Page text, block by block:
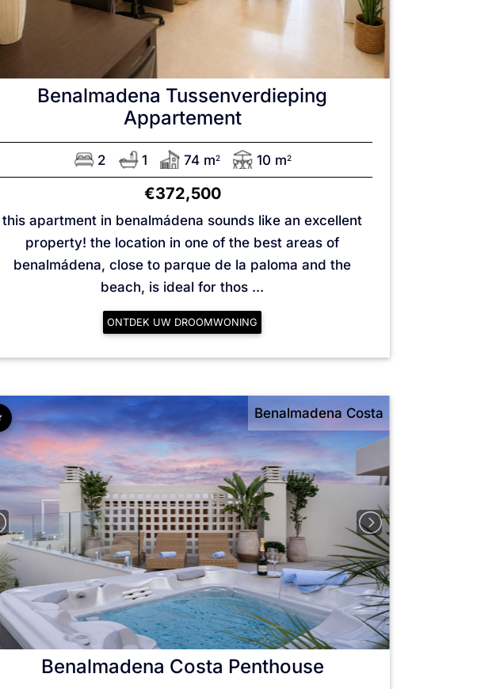
Benalmadena Tussenverdieping
Appartement
2 1 74 m2 10 m2
€372,500
this apartment in benalmádena sounds like an excellent
property! the location in one of the best areas of
benalmádena, close to parque de la paloma and the
beach, is ideal for thos ...
ONTDEK UW DROOMWONING
Benalmadena Costa
Benalmadena Costa Penthouse